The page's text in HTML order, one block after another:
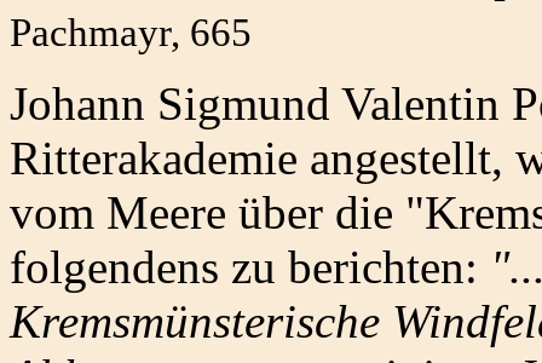
Pachmayr, 665
Johann Sigmund Valentin
Ritterakademie angestellt,
vom Meere über die
folgendens zu berichten:
Kremsmünsterische